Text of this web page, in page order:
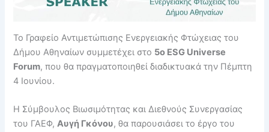
Το Γραφείο Αντιμετώπισης Ενεργειακής Φτώχειας του
Δήμου Αθηναίων συμμετέχει στο 5ο ESG Universe
Forum, που θα πραγματοποιηθεί διαδικτυακά την Πέμπτη
4 Ιουνίου.
Η Σύμβουλος Βιωσιμότητας και Διεθνούς Συνεργασίας
του ΓΑΕΦ,Αυγή Γκόνου, θα παρουσιάσει το έργο του